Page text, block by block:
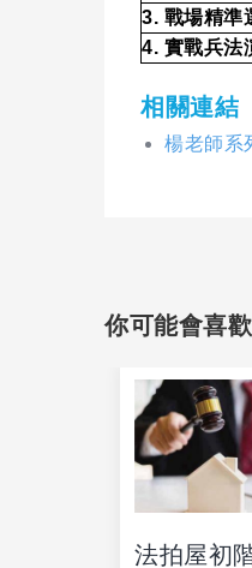
3. 戰場精準
4. 實戰兵法
相關連結
楊老師系
你可能會喜
法拍屋初